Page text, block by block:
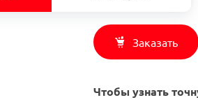
Заказать
Чтобы узнать